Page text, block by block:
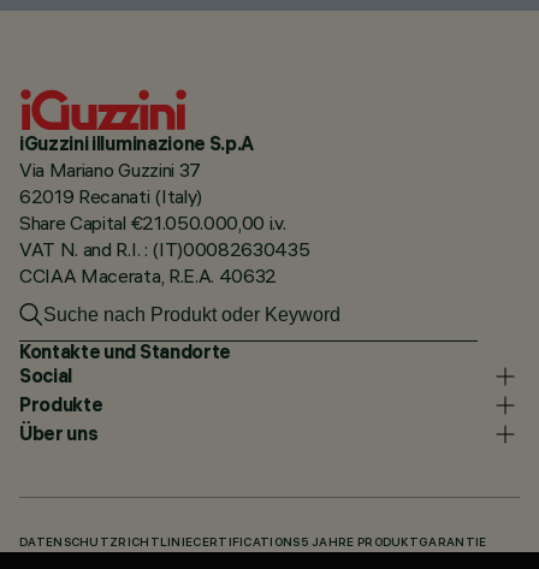
iGuzzini illuminazione S.p.A
Via Mariano Guzzini 37
62019 Recanati (Italy)
Share Capital €21.050.000,00 i.v.
VAT N. and R.I. : (IT)00082630435
CCIAA Macerata, R.E.A. 40632
Kontakte und Standorte
Social
Produkte
Über uns
DATENSCHUTZRICHTLINIECERTIFICATIONS 5 JAHRE PRODUKTGARANTIE